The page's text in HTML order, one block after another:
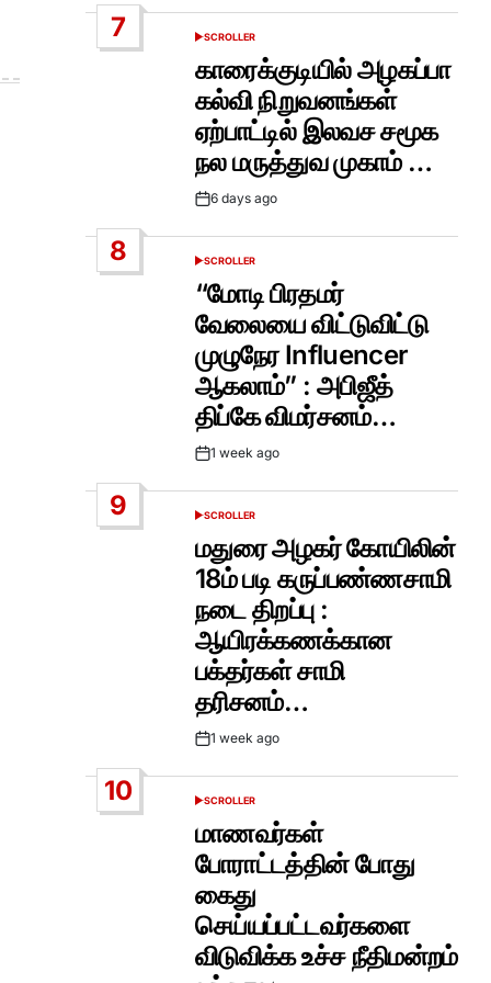
7
POSTED
SCROLLER
காரைக்குடியில் அழகப்பா
கல்வி நிறுவனங்கள்
ஏற்பாட்டில் இலவச சமூக
நல மருத்துவ முகாம் …
Post6 days ago
8
POSTED
SCROLLER
“மோடி பிரதமர்
வேலையை விட்டுவிட்டு
முழுநேர Influencer
ஆகலாம்” : அபிஜீத்
திப்கே விமர்சனம்…
Post1 week ago
9
POSTED
SCROLLER
மதுரை அழகர் கோயிலின்
18ம் படி கருப்பண்ணசாமி
நடை திறப்பு :
ஆயிரக்கணக்கான
பக்தர்கள் சாமி
தரிசனம்…
Post1 week ago
10
POSTED
SCROLLER
மாணவர்கள்
போராட்டத்தின் போது
கைது
செய்யப்பட்டவர்களை
விடுவிக்க உச்ச நீதிமன்றம்